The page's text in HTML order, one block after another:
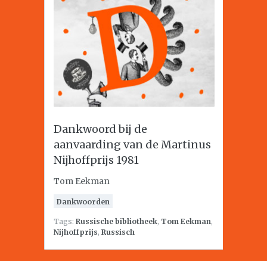
Dankwoord bij de
aanvaarding van de Martinus
Nijhoffprijs 1981
Tom Eekman
Dankwoorden
Tags: Russische bibliotheek, Tom Eekman,
Nijhoffprijs, Russisch